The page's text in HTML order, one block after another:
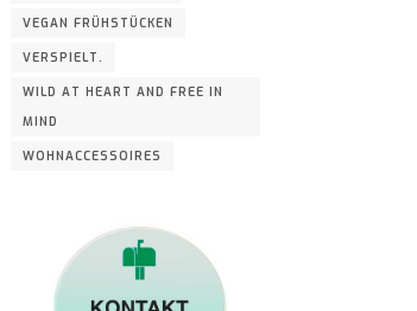
VEGAN FRÜHSTÜCKEN
VERSPIELT.
WILD AT HEART AND FREE IN
MIND
WOHNACCESSOIRES